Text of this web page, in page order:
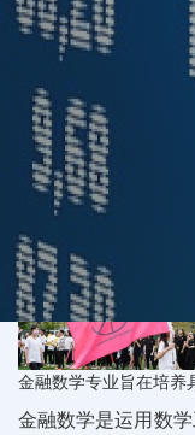
金融数学专业旨在培养
金融数学是运用数